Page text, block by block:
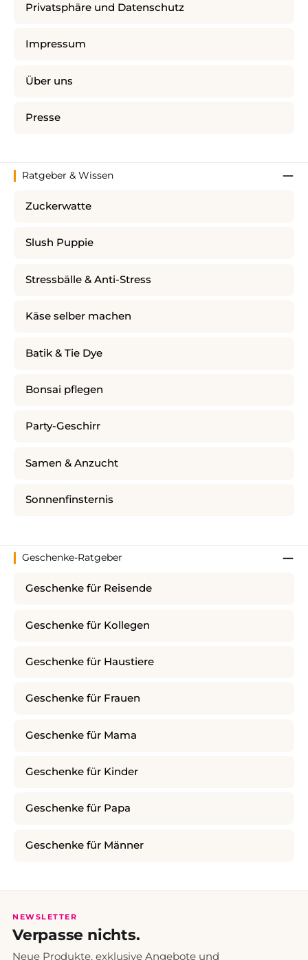
Privatsphäre und Datenschutz
Impressum
Über uns
Presse
Ratgeber & Wissen
Zuckerwatte
Slush Puppie
Stressbälle & Anti-Stress
Käse selber machen
Batik & Tie Dye
Bonsai pflegen
Party-Geschirr
Samen & Anzucht
Sonnenfinsternis
Geschenke-Ratgeber
Geschenke für Reisende
Geschenke für Kollegen
Geschenke für Haustiere
Geschenke für Frauen
Geschenke für Mama
Geschenke für Kinder
Geschenke für Papa
Geschenke für Männer
NEWSLETTER
Verpasse nichts.
Neue Produkte, exklusive Angebote und